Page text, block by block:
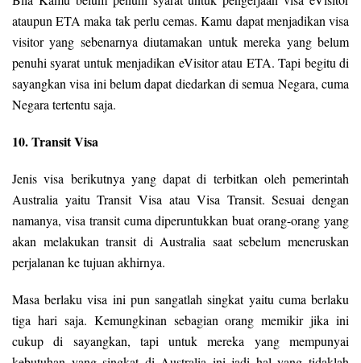
ataupun ETA maka tak perlu cemas. Kamu dapat menjadikan visa
visitor yang sebenarnya diutamakan untuk mereka yang belum
penuhi syarat untuk menjadikan eVisitor atau ETA. Tapi begitu di
sayangkan visa ini belum dapat diedarkan di semua Negara, cuma
Negara tertentu saja.
10. Transit Visa
Jenis visa berikutnya yang dapat di terbitkan oleh pemerintah
Australia yaitu Transit Visa atau Visa Transit. Sesuai dengan
namanya, visa transit cuma diperuntukkan buat orang-orang yang
akan melakukan transit di Australia saat sebelum meneruskan
perjalanan ke tujuan akhirnya.
Masa berlaku visa ini pun sangatlah singkat yaitu cuma berlaku
tiga hari saja. Kemungkinan sebagian orang memikir jika ini
cukup di sayangkan, tapi untuk mereka yang mempunyai